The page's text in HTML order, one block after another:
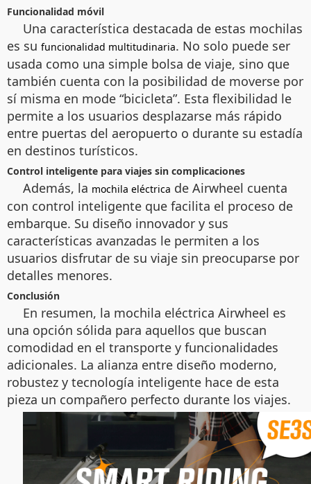
Funcionalidad móvil
Una característica destacada de estas mochilas
es su funcionalidad multitudinaria. No solo puede ser
usada como una simple bolsa de viaje, sino que
también cuenta con la posibilidad de moverse por
sí misma en mode “bicicleta”. Esta flexibilidad le
permite a los usuarios desplazarse más rápido
entre puertas del aeropuerto o durante su estadía
en destinos turísticos.
Control inteligente para viajes sin complicaciones
Además, la mochila eléctrica de Airwheel cuenta
con control inteligente que facilita el proceso de
embarque. Su diseño innovador y sus
características avanzadas le permiten a los
usuarios disfrutar de su viaje sin preocuparse por
detalles menores.
Conclusión
En resumen, la mochila eléctrica Airwheel es
una opción sólida para aquellos que buscan
comodidad en el transporte y funcionalidades
adicionales. La alianza entre diseño moderno,
robustez y tecnología inteligente hace de esta
pieza un compañero perfecto durante los viajes.